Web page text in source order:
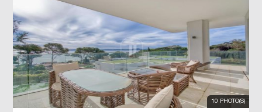
10 PHOTO(S)